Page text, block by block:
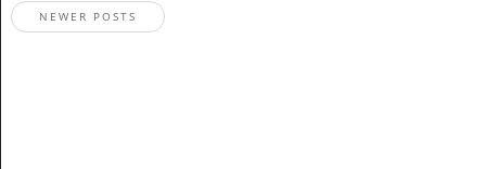
NEWER POSTS